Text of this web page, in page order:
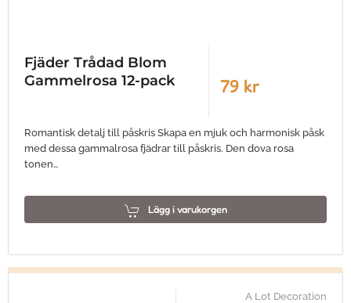
Fjäder Trådad Blom
Gammelrosa 12-pack
79 kr
Romantisk detalj till påskris Skapa en mjuk och harmonisk påsk
med dessa gammalrosa fjädrar till påskris. Den dova rosa
tonen…
Lägg i varukorgen
A Lot Decoration